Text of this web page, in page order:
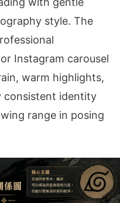
style. The
Instagram carousel
warm highlights,
consistent identity
range in posing